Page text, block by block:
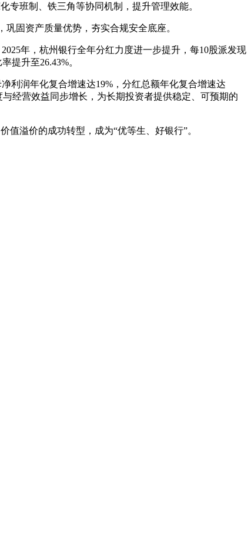
专班制、铁三角等协同机制，提升管理效能。
固资产质量优势，夯实合规安全底座。
年，杭州银行全年分红力度进一步提升，每10股派发现
提升至26.43%。
利润年化复合增速达19%，分红总额年化复合增速达
经营效益同步增长，为长期投资者提供稳定、可预期的
溢价的成功转型，成为“优等生、好银行”。